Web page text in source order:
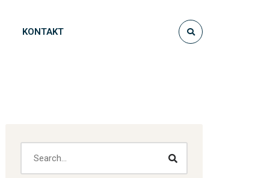
KONTAKT